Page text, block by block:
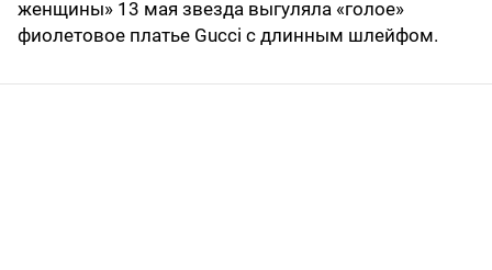
женщины» 13 мая звезда выгуляла «голое»
фиолетовое платье Gucci с длинным шлейфом.